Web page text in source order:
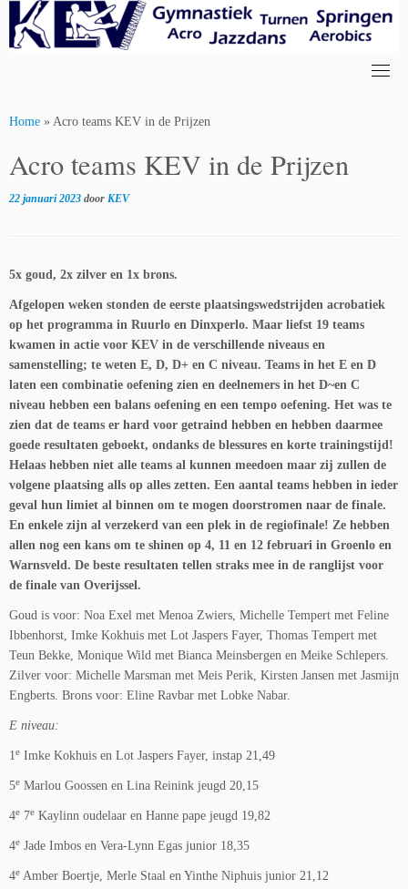
content
Home » Acro teams KEV in de Prijzen
Acro teams KEV in de Prijzen
22 januari 2023 door KEV
5x goud, 2x zilver en 1x brons.
Afgelopen weken stonden de eerste plaatsingswedstrijden acrobatiek
op het programma in Ruurlo en Dinxperlo. Maar liefst 19 teams
kwamen in actie voor KEV in de verschillende niveaus en
samenstelling; te weten E, D, D+ en C niveau. Teams in het E en D
laten een combinatie oefening zien en deelnemers in het D~en C
niveau hebben een balans oefening en een tempo oefening. Het was te
zien dat de teams er hard voor getraind hebben en hebben daarmee
goede resultaten geboekt, ondanks de blessures en korte trainingstijd!
Helaas hebben niet alle teams al kunnen meedoen maar zij zullen de
volgene plaatsing alls op alles zetten. Een aantal teams hebben in ieder
geval hun limiet al binnen om te mogen doorstromen naar de finale.
En enkele zijn al verzekerd van een plek in de regiofinale! Ze hebben
allen nog een kans om te shinen op 4, 11 en 12 februari in Groenlo en
Warnsveld. De beste resultaten tellen straks mee in de ranglijst voor
de finale van Overijssel.
Goud is voor: Noa Exel met Menoa Zwiers, Michelle Tempert met Feline
Ibbenhorst, Imke Kokhuis met Lot Jaspers Fayer, Thomas Tempert met
Teun Bekke, Monique Wild met Bianca Meinsbergen en Meike Schlepers.
Zilver voor: Michelle Marsman met Meis Perik, Kirsten Jansen met Jasmijn
Engberts. Brons voor: Eline Ravbar met Lobke Nabar.
E niveau:
1 e Imke Kokhuis en Lot Jaspers Fayer, instap 21,49
5e Marlou Goossen en Lina Reinink jeugd 20,15
4e 7e Kaylinn oudelaar en Hanne pape jeugd 19,82
4e Jade Imbos en Vera-Lynn Egas junior 18,35
4e Amber Boertje, Merle Staal en Yinthe Niphuis junior 21,12